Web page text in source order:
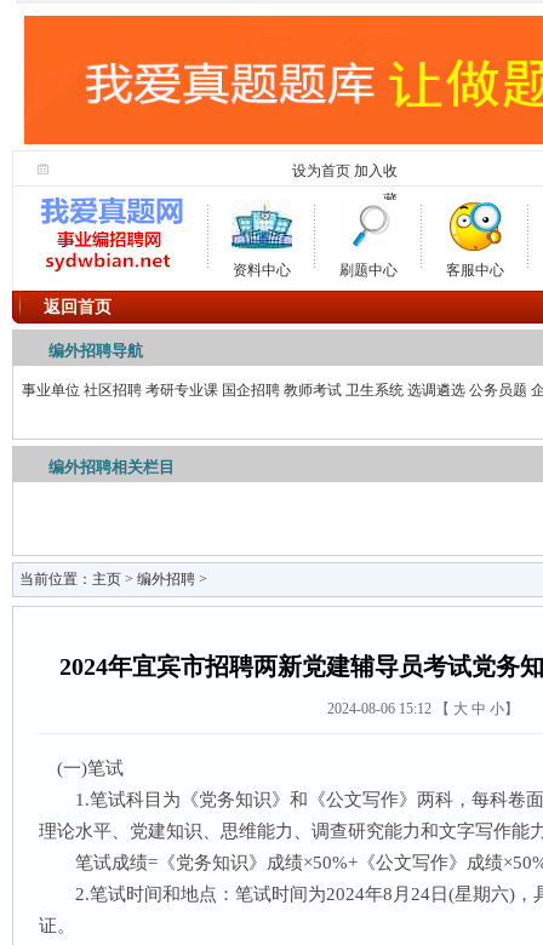
设为首页 加入收
藏
资料中心 刷题中心 客服中心
返回首页
编外招聘导航
事业单位 社区招聘 考研专业课 国企招聘 教师考试 卫生系统 选调遴选 公务员题
编外招聘相关栏目
当前位置： 主页 > 编外招聘 >
2024年宜宾市招聘两新党建辅导员考试党务
2024-08-06 15:12 【 大 中 小】
(一)笔试
1.笔试科目为《党务知识》和《公文写作》两科，每科卷面
理论水平、党建知识、思维能力、调查研究能力和文字写作能
笔试成绩=《党务知识》成绩×50%+《公文写作》成绩
2.笔试时间和地点：笔试时间为2024年8月24日(星期六)，
证。